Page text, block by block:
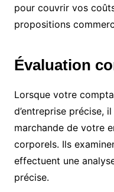
pour couvrir vos
propositions
Évaluation
Lorsque votre
d’entreprise précise,
marchande de votre
corporels. Ils
effectuent une
précise.